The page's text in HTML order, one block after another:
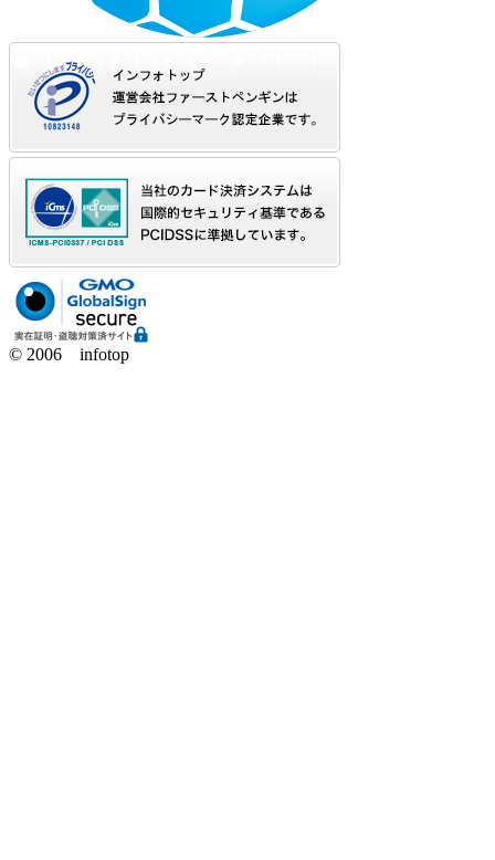
© 2006 infotop